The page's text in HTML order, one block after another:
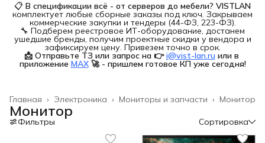
📋 В спецификации всё - от серверов до мебели? VISTLAN
комплектует любые сборные заказы под ключ. Закрываем
коммерческие закупки и тендеры (44-ФЗ, 223-ФЗ).
🔧 Подберем реестровое ИТ-оборудование, достанем
ушедшие бренды, получим проектные скидки у вендора и
зафиксируем цену. Привезем точно в срок.
📩 Отправьте ТЗ или запрос на 👉 i@vist-lan.ru или в
приложение MAX 🚀 - пришлем готовое КП уже сегодня!
Монитор
Мониторы и запчасти ›
Электроника ›
Главная ›
Монитор
Фильтры Сортировка